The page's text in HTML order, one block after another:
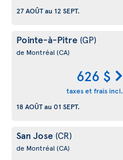
27 AOÛTau 12 SEPT.
Pointe-à-Pitre (GP)
de Montréal (CA)
626 $
taxes et frais incl.
18 AOÛTau 01 SEPT.
San Jose (CR)
de Montréal (CA)